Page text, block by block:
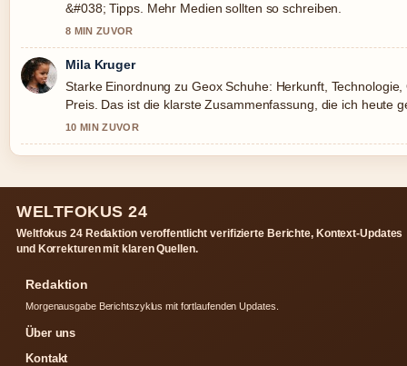
&#038; Tipps. Mehr Medien sollten so schreiben.
8 MIN ZUVOR
Mila Kruger
Starke Einordnung zu Geox Schuhe: Herkunft, Technologie,
Preis. Das ist die klarste Zusammenfassung, die ich heute
10 MIN ZUVOR
WELTFOKUS 24
Weltfokus 24 Redaktion veroffentlicht verifizierte Berichte, Kontext-Updates
und Korrekturen mit klaren Quellen.
Redaktion
Morgenausgabe Berichtszyklus mit fortlaufenden Updates.
Über uns
Kontakt